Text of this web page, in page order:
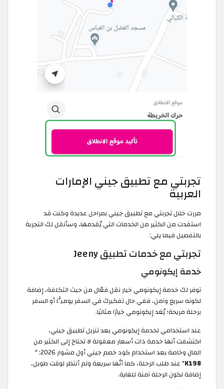
تجربتي مع تطبيق جيني الإمارات
العربية
مررت خلال تجربتي مع تطبيق جيني بمراحل عديدة وكنت قد
استفدت من الكثير من الخدمات التي يُقدمها، وسأنقل لك التجربة
بالتفصيل فيما يلي:
تجربتي مع خدمات تطبيق Jeeny
خدمة إيكونومي
توفر لك خدمة إيكونومي خيار نقل فعّال من حيث التكلفة، إضافة
لكونه سريع وآمن، ففي حال تفكيرك في السفر يوميًّا أو السفر
برحلة مريحة؛ يُعَد إيكونومي خيارًا مثاليًا.
عند استخدامي لخدمة إيكونومي بعد تنزيل تطبيق جيني،
اكتشفت أنها خدمة ذات أسعار معقولة لا تحتاج إلى الكثير من
المال وخاصة بعد استخدام كود خصم جيني أول مشوار 2026: "
K198" عند طلب الرحلة، كما أنّها سريعة ولم أنتظر لوقت طويل،
إضافة لكون الرحلة آمنة للغاية.